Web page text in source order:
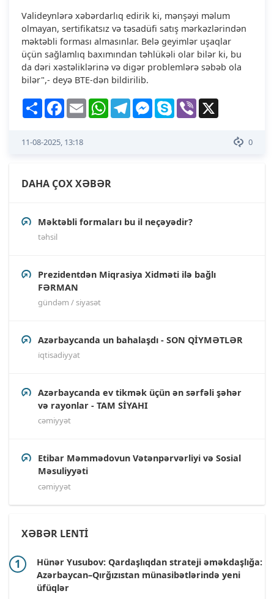
Valideynlərə xəbərdarlıq edirik ki, mənşəyi məlum
olmayan, sertifikatsız və təsadüfi satış mərkəzlərindən
məktəbli forması almasınlar. Belə geyimlər uşaqlar
üçün sağlamlıq baxımından təhlükəli olar bilər ki, bu
da dəri xəstəliklərinə və digər problemlərə səbəb ola
bilər",- deyə BTE-dən bildirilib.
Share Facebook
Email WhatsAppTelegramMessenger
Skype Viber
0
11-08-2025, 13:18
DAHA ÇOX XƏBƏR
Məktəbli formaları bu il neçəyədir?
təhsil
Prezidentdən Miqrasiya Xidməti ilə bağlı
FƏRMAN
gündəm / siyasət
Azərbaycanda un bahalaşdı - SON QİYMƏTLƏR
i̇qtisadiyyat
Azərbaycanda ev tikmək üçün ən sərfəli şəhər
və rayonlar - TAM SİYAHI
cəmiyyət
Etibar Məmmədovun Vətənpərvərliyi və Sosial
Məsuliyyəti
cəmiyyət
XƏBƏR LENTİ
Hünər Yusubov: Qardaşlıqdan strateji əməkdaşlığa:
Azərbaycan–Qırğızıstan münasibətlərində yeni
üfüqlər